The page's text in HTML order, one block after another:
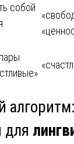
собой
для